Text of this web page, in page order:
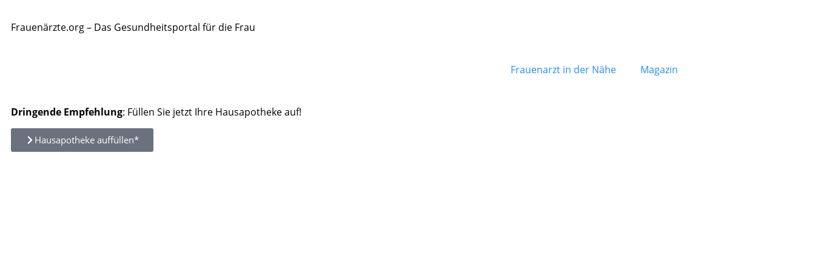
Frauenärzte.org – Das Gesundheitsportal für die Frau
Frauenarzt in der Nähe Magazin
Dringende Empfehlung: Füllen Sie jetzt Ihre Hausapotheke auf!
Hausapotheke auffüllen*